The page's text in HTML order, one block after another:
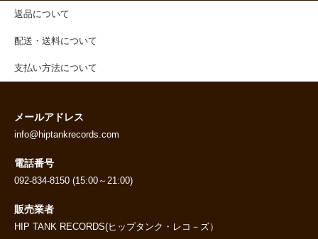
返品について
配送・送料について
支払い方法について
メールアドレス
info@hiptankrecords.com
電話番号
092-834-8150 (15:00～21:00)
販売業者
HIP TANK RECORDS(ヒップタンク・レコ－ズ）